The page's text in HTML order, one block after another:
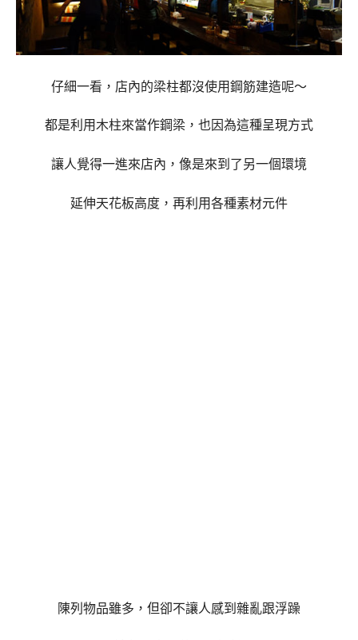
仔細一看，店內的梁柱都沒使用鋼筋建造呢～
都是利用木柱來當作鋼梁，也因為這種呈現方式
讓人覺得一進來店內，像是來到了另一個環境
延伸天花板高度，再利用各種素材元件
陳列物品雖多，但卻不讓人感到雜亂跟浮躁